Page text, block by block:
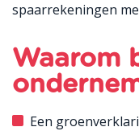
spaarrekeningen
Waarom
Een